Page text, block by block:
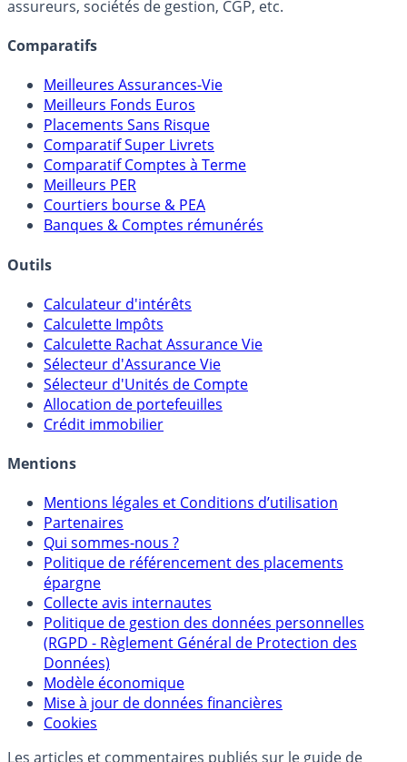
lien capitalistique avec des courtiers, banques,
Meilleures Assurances-Vie
Meilleurs Fonds Euros
Placements Sans Risque
Comparatif Super Livrets
Comparatif Comptes à Terme
Meilleurs PER
Courtiers bourse & PEA
Calculateur d'intérêts
Calculette Impôts
Calculette Rachat Assurance Vie
Sélecteur d'Assurance Vie
Sélecteur d'Unités de Compte
Allocation de portefeuilles
Mentions légales et Conditions d’utilisation
Partenaires
Qui sommes-nous ?
Politique de référencement des placements
épargne
Collecte avis internautes
Politique de gestion des données personnelles
(RGPD - Règlement Général de Protection des
Données)
Modèle économique
Mise à jour de données financières
Cookies